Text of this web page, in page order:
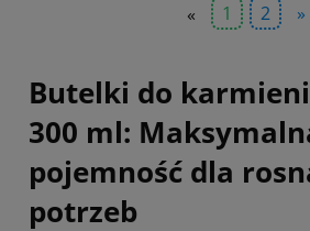
« 1 2 »
Butelki do
300 ml:
pojemność dla
potrzeb